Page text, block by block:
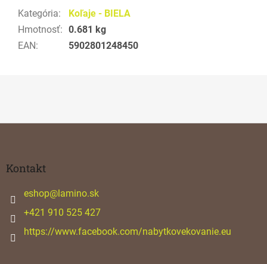
Kategória:
Koľaje - BIELA
Hmotnosť: 0.681 kg
EAN: 5902801248450
Kontakt
eshop@lamino.sk
+421 910 525 427
https://www.facebook.com/nabytkovekovanie.eu